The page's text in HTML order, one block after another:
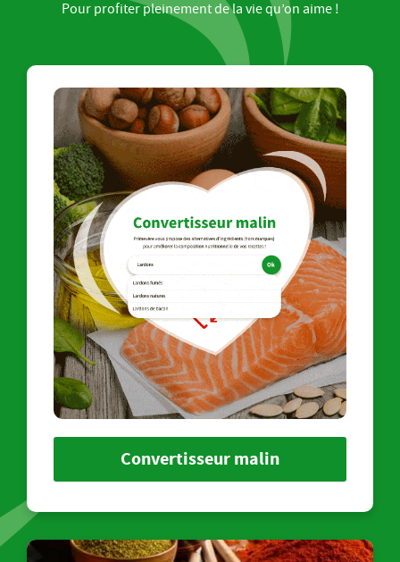
Pour profiter pleinement de la vie qu’on aime !
Convertisseur malin